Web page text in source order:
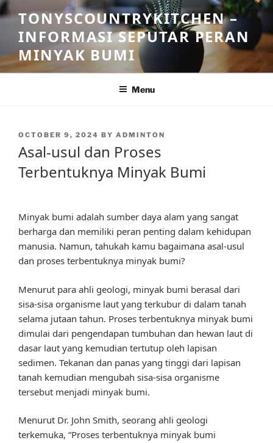
Skip
to
content
TONYSCOUNTRYKITCHEN –
INFORMASI SEPUTAR PERAN
MINYAK BUMI
Menu
POSTED
OCTOBER 9, 2024 BY ADMINTON
Asal-usul dan Proses
Terbentuknya Minyak Bumi
Minyak bumi adalah sumber daya alam yang sangat
berharga dan memiliki peran penting dalam kehidupan
manusia. Namun, tahukah kamu bagaimana asal-usul
dan proses terbentuknya minyak bumi?
Menurut para ahli geologi, minyak bumi berasal dari
sisa-sisa organisme laut yang terkubur di dalam tanah
selama jutaan tahun. Proses terbentuknya minyak bumi
dimulai dari pengendapan tumbuhan dan hewan laut di
dasar laut yang kemudian tertutup oleh lapisan
sedimen. Tekanan dan panas yang tinggi dari lapisan
tanah kemudian mengubah sisa-sisa organisme
tersebut menjadi minyak bumi.
Menurut Dr. John Smith, seorang ahli geologi
terkemuka, “Proses terbentuknya minyak bumi